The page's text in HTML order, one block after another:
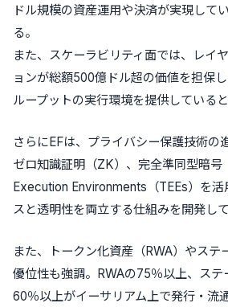
ドル規模の資産運用や決済が実現して
る。
また、スケーラビリティ面では、レイ
ョンが総額500億ドル超の価値を担保
ループットの実行環境を提供していると
さらにEFは、プライバシー保護技術の
ゼロ知識証明（ZK）、完全準同型暗号
Execution Environments（TEEs）を活
スと透明性を両立する仕組みを開発し
また、トークン化資産（RWA）やステ
優位性も強調。RWAの75％以上、ステ
60％以上がイーサリアム上で発行・流